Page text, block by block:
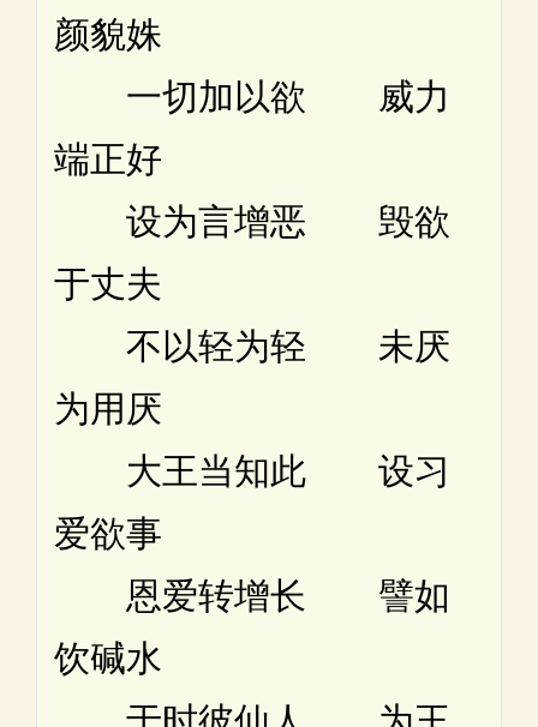
颜貌姝
一切加以欲 威力
端正好
设为言增恶 毁欲
于丈夫
不以轻为轻 未厌
为用厌
大王当知此 设习
爱欲事
恩爱转增长 譬如
饮碱水